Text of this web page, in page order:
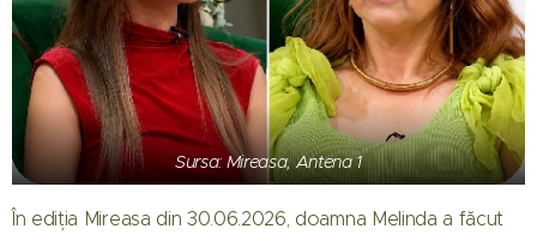
Sursa: Mireasa, Antena 1
În ediția Mireasa din 30.06.2026, doamna Melinda a făcut